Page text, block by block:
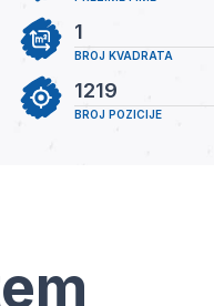
BROJ KVADRATA
1
BROJ POZICIJE
1219